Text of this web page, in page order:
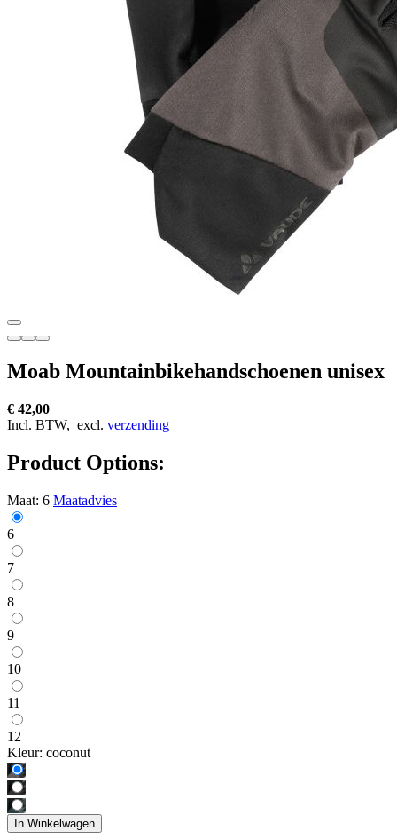
Moab Mountainbikehandschoenen unisex
€ 42,00
Incl. BTW, excl. verzending
Product Options:
Maat: 6 Maatadvies
6
7
8
9
10
11
12
Kleur: coconut
In Winkelwagen